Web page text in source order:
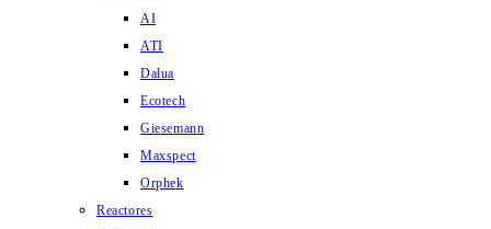
AI
ATI
Dalua
Ecotech
Giesemann
Maxspect
Orphek
Reactores